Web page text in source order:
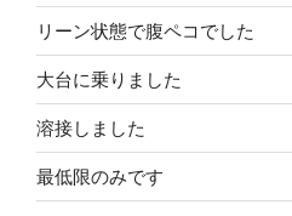
リーン状態で腹ペコでした
大台に乗りました
溶接しました
最低限のみです